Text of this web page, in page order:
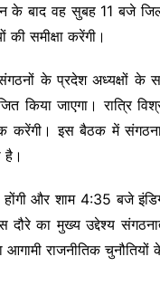
के बाद वह सुबह 11 बजे
की समीक्षा करेंगी।
संगठनों के प्रदेश अध्यक्षों
जाएगा। रात्रि
करेंगी। इस बैठक में
है।
होंगी और शाम 4:35 बजे
का मुख्य उद्देश्य
आगामी राजनीतिक